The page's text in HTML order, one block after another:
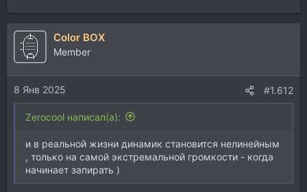
Color BOX
Member
8 Янв 2025 #1.612
Zerocool написал(а):
и в реальной жизни динамик становится нелинейным
, только на самой экстремальной громкости - когда
начинает запирать )